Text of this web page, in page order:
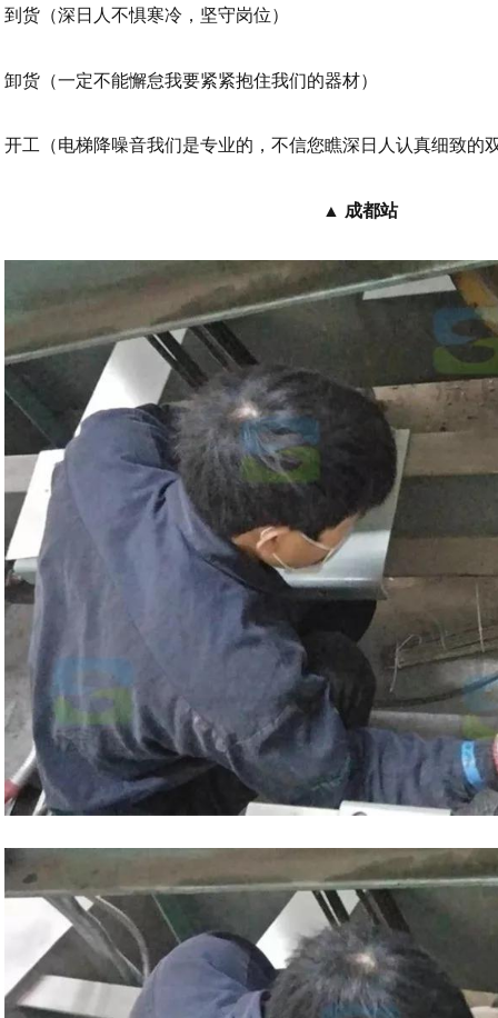
到货（深日人不惧寒冷，坚守岗位）
卸货（一定不能懈怠我要紧紧抱住我们的器材）
开工（电梯降噪音我们是专业的，不信您瞧深日人认真细致的
▲ 成都站